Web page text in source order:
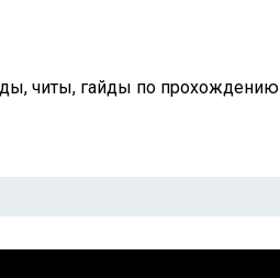
читы, гайды по прохождению